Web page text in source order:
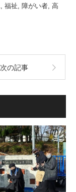
福祉 障がい者 高
次の記事